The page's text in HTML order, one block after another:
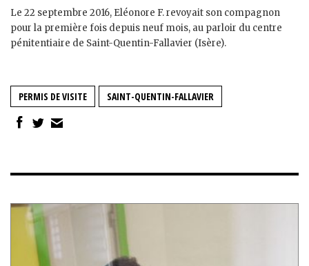
Le 22 septembre 2016, Eléonore F. revoyait son compagnon
pour la première fois depuis neuf mois, au parloir du centre
pénitentiaire de Saint-Quentin-Fallavier (Isère).
PERMIS DE VISITE SAINT-QUENTIN-FALLAVIER